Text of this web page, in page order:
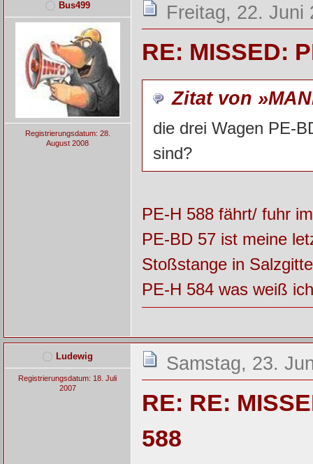
Bus499
Registrierungsdatum: 28.
August 2008
Freitag, 22. Juni
RE: MISSED:
Zitat von
die drei Wagen PE-
sind?
PE-H 588 fährt/ fuhr
PE-BD 57 ist meine
Stoßstange in
PE-H 584 was weiß
Ludewig
Registrierungsdatum: 18. Juli
2007
Samstag, 23.
RE: RE:
588